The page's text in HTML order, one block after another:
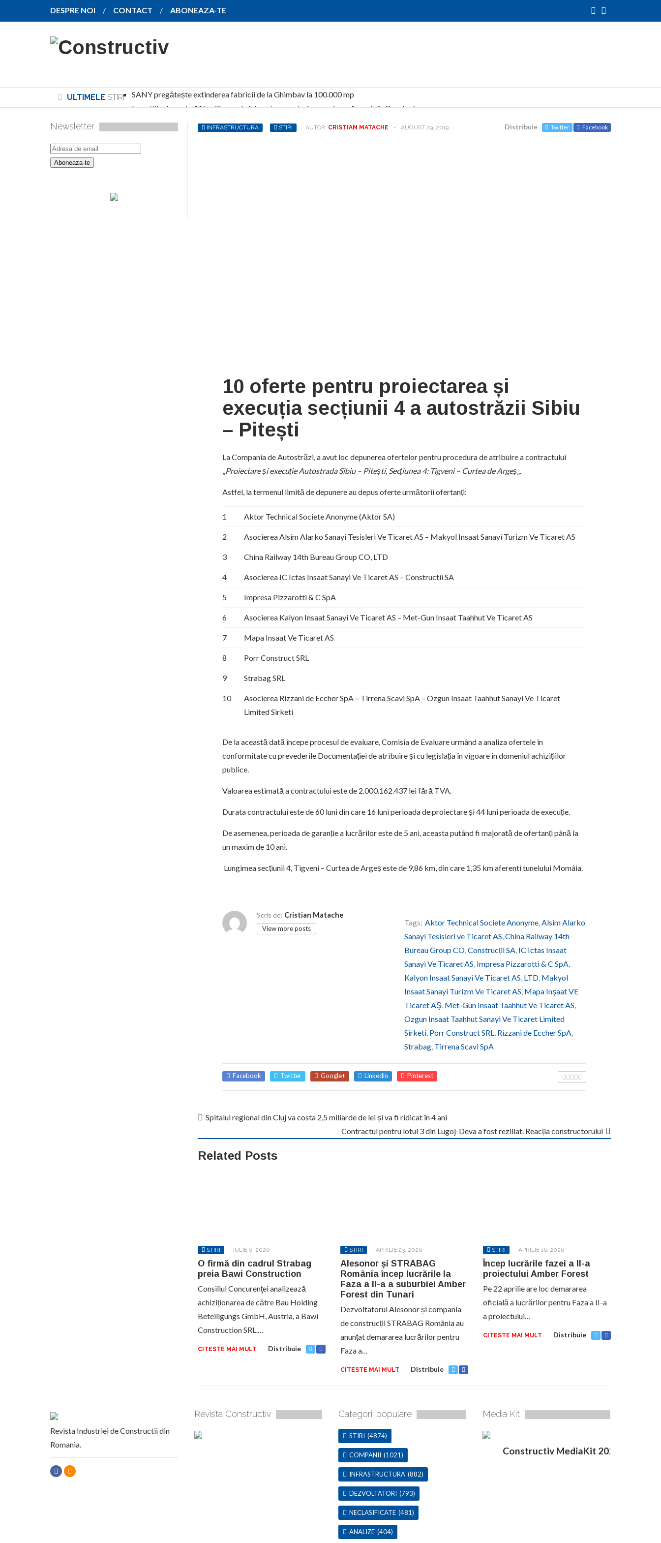
DESPRE NOI CONTACT ABONEAZA-TE
ULTIMELE STIRI
SANY pregătește extinderea fabricii de la Ghimbav la 100.000 mp
Investiție de peste 115 milioane de lei pentru construirea unui nou Acvariu în Constanța
North Global Services și Alpha Builders Group pregătesc două clădiri de 14 etaje pe malul lacului Siutghiol
Noul stadion Dinamo primește undă verde pentru heliport
Sala Polivalentă din Brașov a depășit 70% stadiu de execuție. Finalizarea este programată pentru vara anului 2027
PMB, Sectorul 2, CJ Ilfov și Primăria Voluntari se asociază pentru realizarea Pasajului Petricani
INFRASTRUCTURA STIRI AUTOR: CRISTIAN MATACHE - AUGUST 29, 2019 Distribuie Twitter Facebook
10 oferte pentru proiectarea și
execuția secțiunii 4 a autostrăzii Sibiu
– Pitești
La Compania de Autostrăzi, a avut loc depunerea ofertelor pentru procedura de atribuire a contractului
„Proiectare și execuție Autostrada Sibiu – Pitești, Secțiunea 4: Tigveni – Curtea de Argeș„.
Astfel, la termenul limită de depunere au depus oferte următorii ofertanți:
1 Aktor Technical Societe Anonyme (Aktor SA)
2 Asocierea Alsim Alarko Sanayi Tesisleri Ve Ticaret AS – Makyol Insaat Sanayi Turizm Ve Ticaret AS
3 China Railway 14th Bureau Group CO, LTD
4 Asocierea IC Ictas Insaat Sanayi Ve Ticaret AS – Constructii SA
5 Impresa Pizzarotti & C SpA
6 Asocierea Kalyon Insaat Sanayi Ve Ticaret AS – Met-Gun Insaat Taahhut Ve Ticaret AS
7 Mapa Insaat Ve Ticaret AS
8 Porr Construct SRL
9 Strabag SRL
10
Asocierea Rizzani de Eccher SpA – Tirrena Scavi SpA – Ozgun Insaat Taahhut Sanayi Ve Ticaret
Limited Sirketi
De la această dată începe procesul de evaluare, Comisia de Evaluare urmând a analiza ofertele în
conformitate cu prevederile Documentației de atribuire și cu legislația în vigoare în domeniul achizițiilor
publice.
Valoarea estimată a contractului este de 2.000.162.437 lei fără TVA.
Durata contractului este de 60 luni din care 16 luni perioada de proiectare și 44 luni perioada de execuție.
De asemenea, perioada de garanție a lucrărilor este de 5 ani, aceasta putând fi majorată de ofertanți până la
un maxim de 10 ani.
Lungimea secțiunii 4, Tigveni – Curtea de Argeș este de 9,86 km, din care 1,35 km aferenti tunelului Momâia.
Scris de: Cristian Matache
View more posts
Tags: Aktor Technical Societe Anonyme,Alsim Alarko
Sanayi Tesisleri ve Ticaret AS,China Railway 14th
Bureau Group CO,Construcții SA, IC Ictas Insaat
Sanayi Ve Ticaret AS, Impresa Pizzarotti & C SpA,
Kalyon Insaat Sanayi Ve Ticaret AS, LTD, Makyol
Insaat Sanayi Turizm Ve Ticaret AS, Mapa Inşaat VE
Ticaret AŞ, Met-Gun Insaat Taahhut Ve Ticaret AS,
Ozgun Insaat Taahhut Sanayi Ve Ticaret Limited
Sirketi, Porr Construct SRL, Rizzani de Eccher SpA,
Strabag, Tirrena Scavi SpA
Facebook Twitter Google+ Linkedin Pinterest
Spitalul regional din Cluj va costa 2,5 miliarde de lei și va fi ridicat în 4 ani
Contractul pentru lotul 3 din Lugoj-Deva a fost reziliat. Reacția constructorului
Related Posts
STIRI IULIE 6, 2026
O firmă din cadrul Strabag
preia Bawi Construction
Consiliul Concurenţei analizează
achiziționarea de către Bau Holding
Beteiligungs GmbH, Austria, a Bawi
Construction SRL.…
CITESTE MAI MULT Distribuie
STIRI APRILIE 23, 2026
Alesonor și STRABAG
România încep lucrările la
Faza a II-a a suburbiei Amber
Forest din Tunari
Dezvoltatorul Alesonor și compania
de construcții STRABAG România au
anunțat demararea lucrărilor pentru
Faza a…
CITESTE MAI MULT Distribuie
STIRI APRILIE 16, 2026
Încep lucrările fazei a II-a
proiectului Amber Forest
Pe 22 aprilie are loc demararea
oficială a lucrărilor pentru Faza a II-a
a proiectului…
CITESTE MAI MULT Distribuie
Newsletter
Revista Industriei de Constructii din
Romania.
Revista Constructiv Categorii populare
STIRI (4874)
COMPANII (1021)
INFRASTRUCTURA (882)
DEZVOLTATORI (793)
NECLASIFICATE (481)
ANALIZE (404)
Media Kit
Constructiv MediaKit 2020